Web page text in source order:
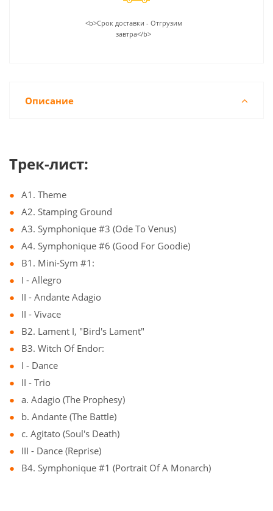
<b>Срок доставки - Отгрузим
завтра</b>
Описание
Трек-лист:
A1. Theme
A2. Stamping Ground
A3. Symphonique #3 (Ode To Venus)
A4. Symphonique #6 (Good For Goodie)
B1. Mini-Sym #1:
I - Allegro
II - Andante Adagio
II - Vivace
B2. Lament I, "Bird's Lament"
B3. Witch Of Endor:
I - Dance
II - Trio
a. Adagio (The Prophesy)
b. Andante (The Battle)
c. Agitato (Soul's Death)
III - Dance (Reprise)
B4. Symphonique #1 (Portrait Of A Monarch)